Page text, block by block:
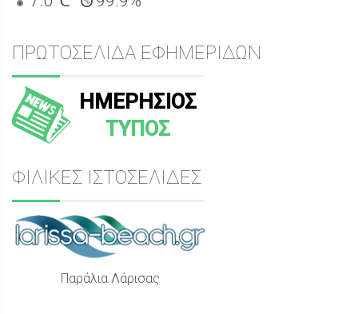
ΠΡΩΤΟΣΕΛΙΔΑ ΕΦΗΜΕΡΙΔΩΝ
ΗΜΕΡΗΣΙΟΣ
ΤΥΠΟΣ
ΦΙΛΙΚΕΣ ΙΣΤΟΣΕΛΙΔΕΣ
Παράλια Λάρισας